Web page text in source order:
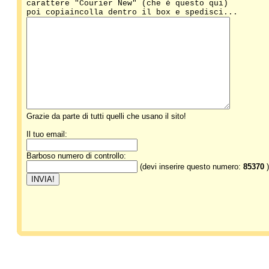
carattere "Courier New" (che è questo qui)
poi copiaincolla dentro il box e spedisci...
Grazie da parte di tutti quelli che usano il sito!
Il tuo email:
Barboso numero di controllo:
(devi inserire questo numero: 85370